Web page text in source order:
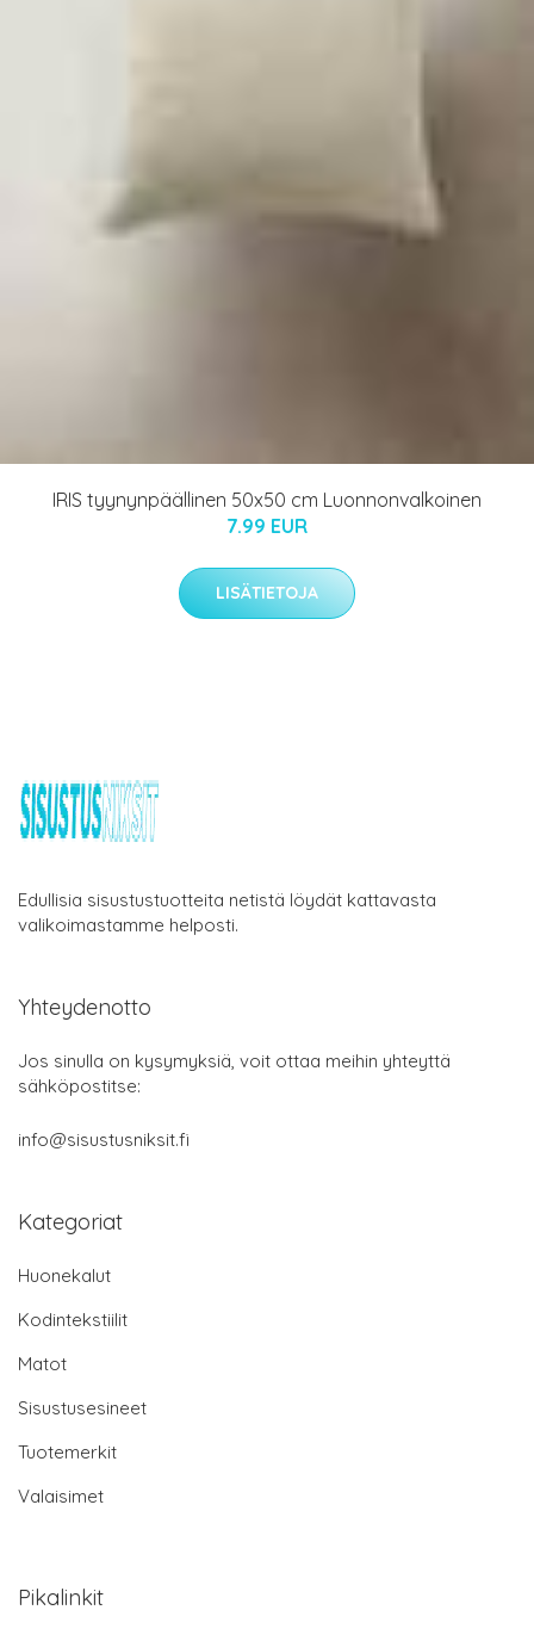
IRIS tyynynpäällinen 50x50 cm Luonnonvalkoinen
7.99 EUR
LISÄTIETOJA
Edullisia sisustustuotteita netistä löydät kattavasta
valikoimastamme helposti.
Yhteydenotto
Jos sinulla on kysymyksiä, voit ottaa meihin yhteyttä
sähköpostitse:
info@sisustusniksit.fi
Kategoriat
Huonekalut
Kodintekstiilit
Matot
Sisustusesineet
Tuotemerkit
Valaisimet
Pikalinkit